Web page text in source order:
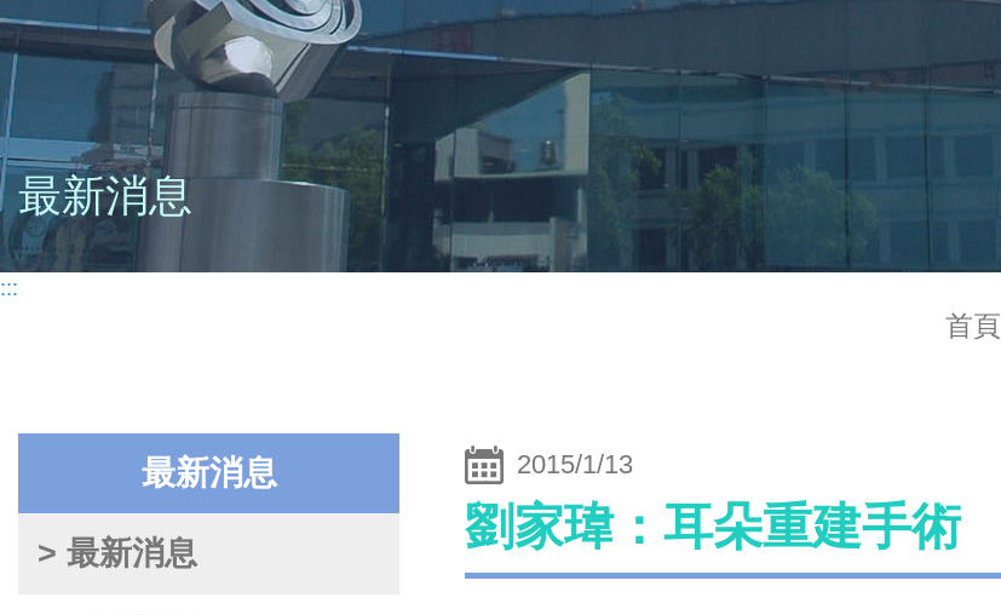
最新消息
:::
首頁
最新消息
> 最新消息
2015/1/13
劉家瑋：耳朵重建手術